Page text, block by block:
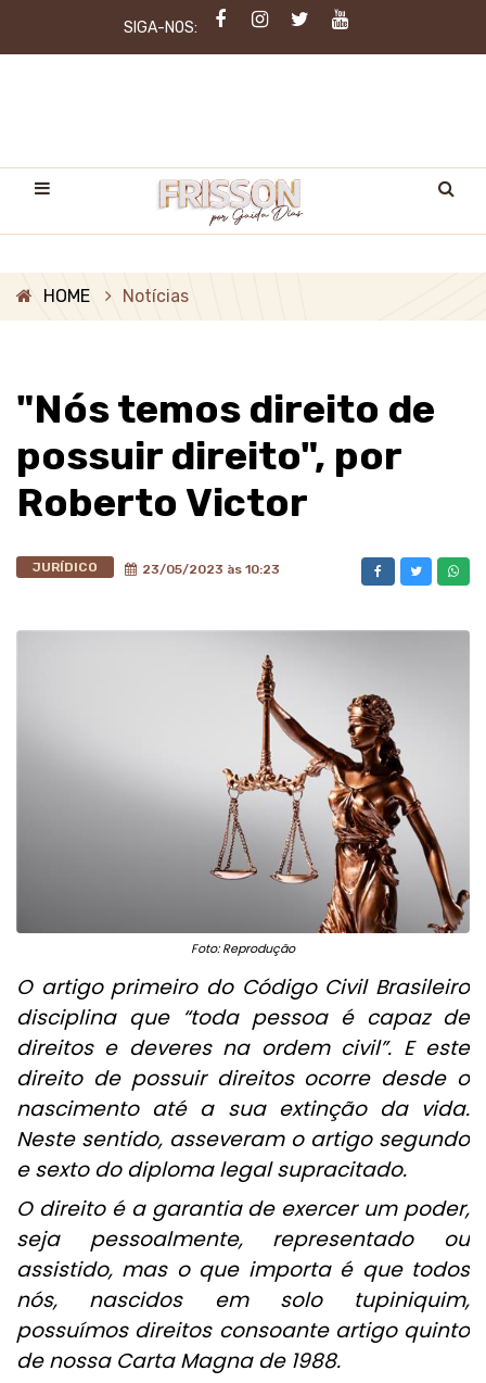
SIGA-NOS:
HOME Notícias
"Nós temos direito de
possuir direito", por
Roberto Victor
JURÍDICO 23/05/2023 às 10:23
Foto: Reprodução
O artigo primeiro do Código Civil Brasileiro
disciplina que “toda pessoa é capaz de
direitos e deveres na ordem civil”. E este
direito de possuir direitos ocorre desde o
nascimento até a sua extinção da vida.
Neste sentido, asseveram o artigo segundo
e sexto do diploma legal supracitado.
O direito é a garantia de exercer um poder,
seja pessoalmente, representado ou
assistido, mas o que importa é que todos
nós, nascidos em solo tupiniquim,
possuímos direitos consoante artigo quinto
de nossa Carta Magna de 1988.